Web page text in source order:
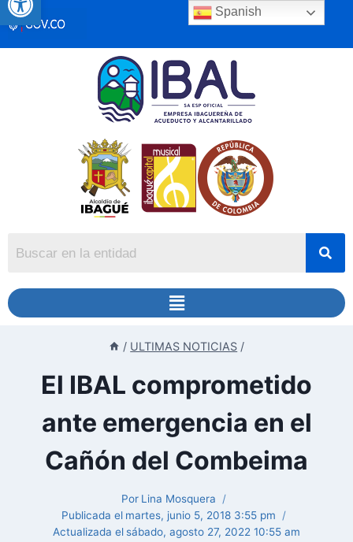
/ ULTIMAS NOTICIAS /
El IBAL comprometido
ante emergencia en el
Cañón del Combeima
Por Lina Mosquera
Publicada el martes, junio 5, 2018 3:55 pm
Actualizada el sábado, agosto 27, 2022 10:55 am
Spanish